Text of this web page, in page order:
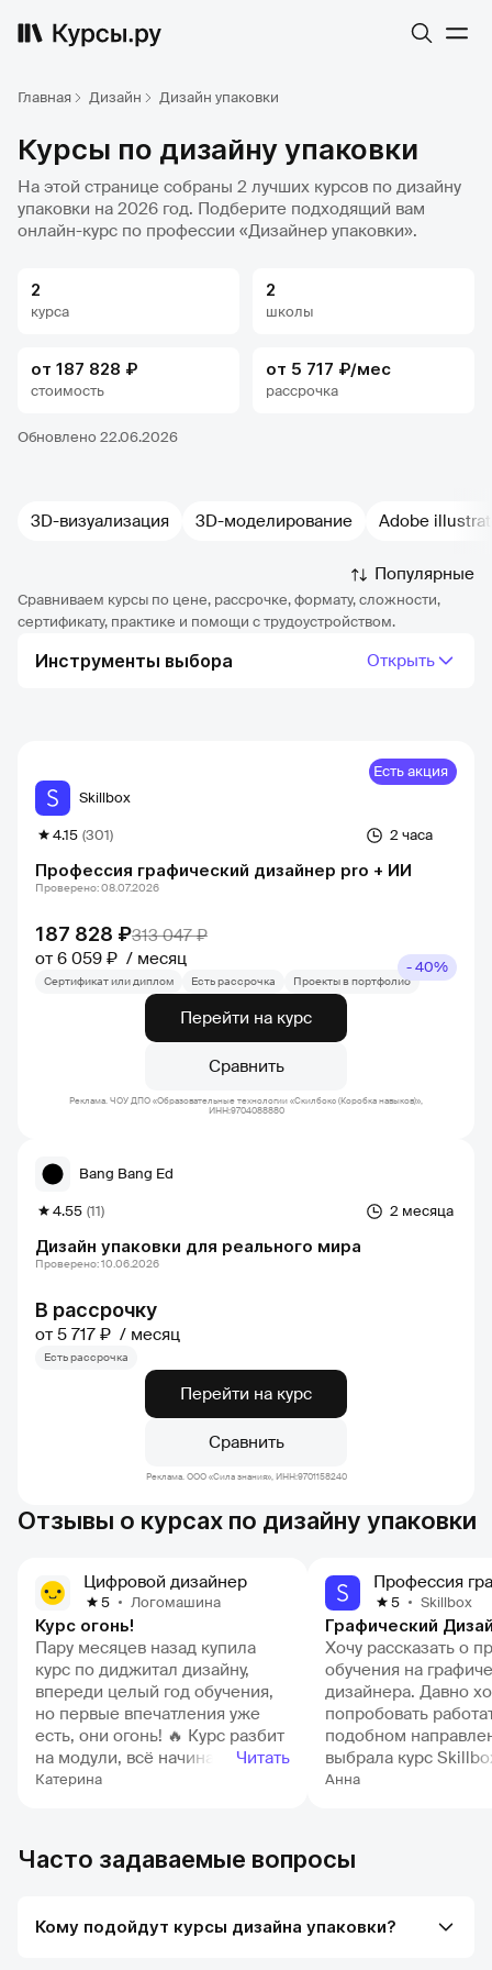
Главная Дизайн Дизайн упаковки
Курсы по дизайну упаковки
На этой странице собраны 2 лучших курсов по дизайну
упаковки на 2026 год. Подберите подходящий вам
онлайн-курс по профессии «Дизайнер упаковки».
2
курса
2
школы
от 187 828 ₽
стоимость
от 5 717 ₽/мес
рассрочка
Обновлено 22.06.2026
3D-визуализация 3D-моделирование Adobe
Популярные
Сравниваем курсы по цене, рассрочке, формату, сложности,
сертификату, практике и помощи с трудоустройством.
Инструменты выбора Открыть
Есть акция
Профессия графический дизайнер pro + ИИ
2 часа
4.15 (301)
Skillbox
187 828 ₽313 047 ₽
от 6 059 ₽
месяц
Проверено: 08.07.2026
Сертификат или диплом Есть рассрочка Проекты в портфолио
- 40%
Перейти на курс
Сравнить
Реклама. ЧОУ ДПО «Образовательные технологии «Скилбокс (Коробка навыков)»,
ИНН:9704088880
Дизайн упаковки для реального мира
2 месяца
4.55 (11)
Bang Bang Ed
В рассрочку
от 5 717 ₽ месяц
Проверено: 10.06.2026
Есть рассрочка
Перейти на курс
Сравнить
Реклама. ООО «Сила знания», ИНН:9701158240
Отзывы о курсах по дизайну упаковки
Цифровой дизайнер
5 Логомашина
Катерина
Курс огонь!
Пару месяцев назад купила
курс по диджитал дизайну,
впереди целый год обучения,
но первые впечатления уже
есть, они огонь! 🔥 Курс разбит
на модули, всё начинается с
азов, типа как работать в
посмотрела, какие задания
структурировано, четко, без
Читать
5 Skillbox
Анна
Графический
Хочу рассказать о
обучения на
дизайнера. Давно
попробовать
подобном
выбрала курс
приобретения
работала в
курс не завершен
Часто задаваемые вопросы
Кому подойдут курсы дизайна упаковки?